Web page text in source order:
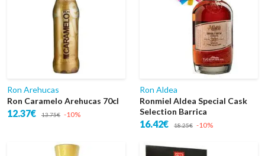
Ron Arehucas
Ron Caramelo Arehucas 70cl
12.37€ 13.75€ -10%
Ron Aldea
Ronmiel Aldea Special Cask
Selection Barrica
16.42€ 18.25€ -10%